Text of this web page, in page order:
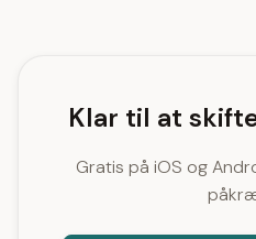
Klar til at
Gratis på iOS og